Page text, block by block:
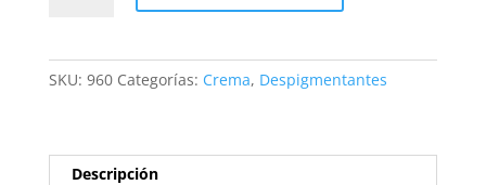
SKU: 960 Categorías: Crema, Despigmentantes
Descripción